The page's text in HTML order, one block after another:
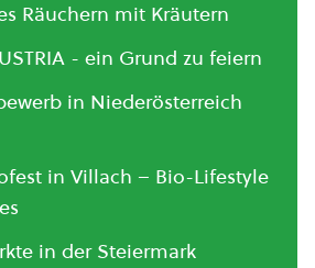
Räuchern mit Kräutern
- ein Grund zu feiern
in Niederösterreich
in Villach – Bio-Lifestyle
in der Steiermark